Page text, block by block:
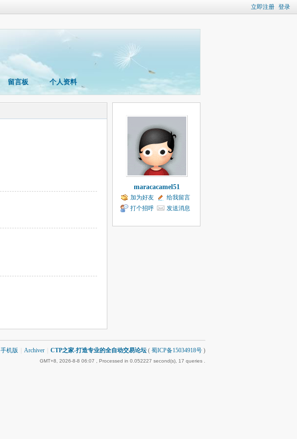
立即注册 登录
留言板 个人资料
maracacamel51
加为好友
给我留言
打个招呼
发送消息
手机版 Archiver CTP之家-打造专业的全自动交易论坛 ( 蜀ICP备15034918号 )
GMT+8, 2026-8-8 06:07 , Processed in 0.052227 second(s), 17 queries .